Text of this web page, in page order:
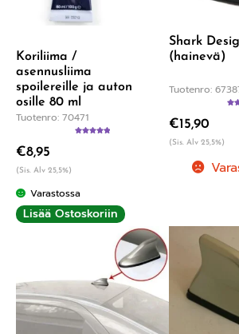
Koriliima /
asennusliima
spoilereille ja auton
osille 80 ml
Tuotenro: 70471
€8,95
(Sis. Alv 25,5%)
Varastossa
Lisää Ostoskoriin
Shark
(hainevä)
Tuotenro:
€15,90
(Sis. Alv 25,5%)